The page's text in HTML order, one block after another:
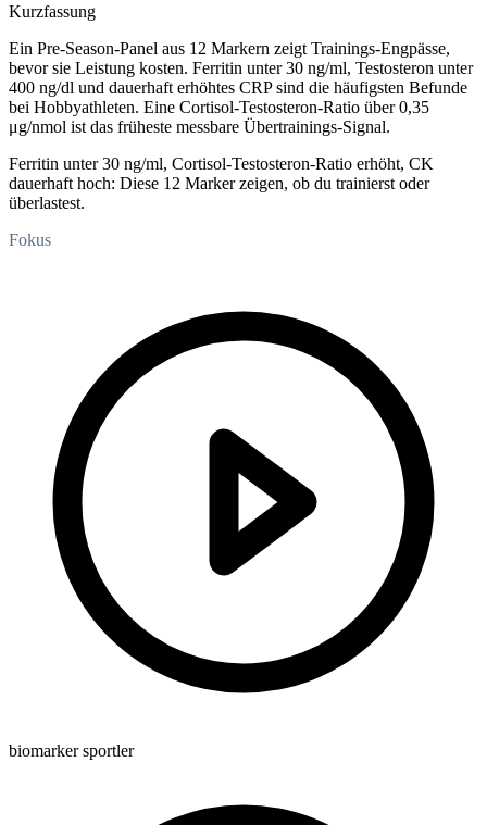
Kurzfassung
Ein Pre-Season-Panel aus 12 Markern zeigt Trainings-Engpässe,
bevor sie Leistung kosten. Ferritin unter 30 ng/ml, Testosteron unter
400 ng/dl und dauerhaft erhöhtes CRP sind die häufigsten Befunde
bei Hobbyathleten. Eine Cortisol-Testosteron-Ratio über 0,35
μg/nmol ist das früheste messbare Übertrainings-Signal.
Ferritin unter 30 ng/ml, Cortisol-Testosteron-Ratio erhöht, CK
dauerhaft hoch: Diese 12 Marker zeigen, ob du trainierst oder
überlastest.
Fokus
biomarker sportler